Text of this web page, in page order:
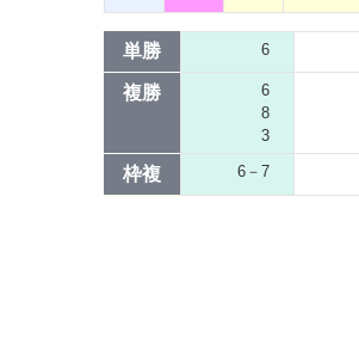
単勝 6
複勝
6
8
3
枠複 6－7